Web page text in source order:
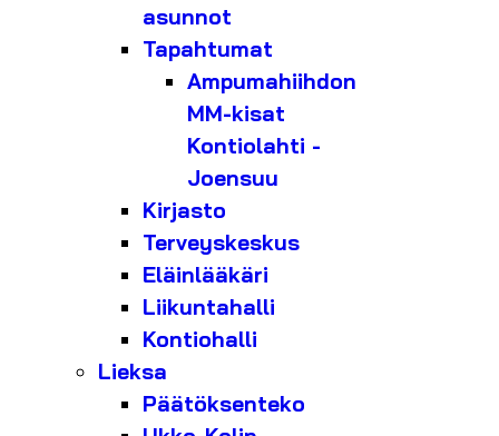
asunnot
Tapahtumat
Ampumahiihdon
MM-kisat
Kontiolahti -
Joensuu
Kirjasto
Terveyskeskus
Eläinlääkäri
Liikuntahalli
Kontiohalli
Lieksa
Päätöksenteko